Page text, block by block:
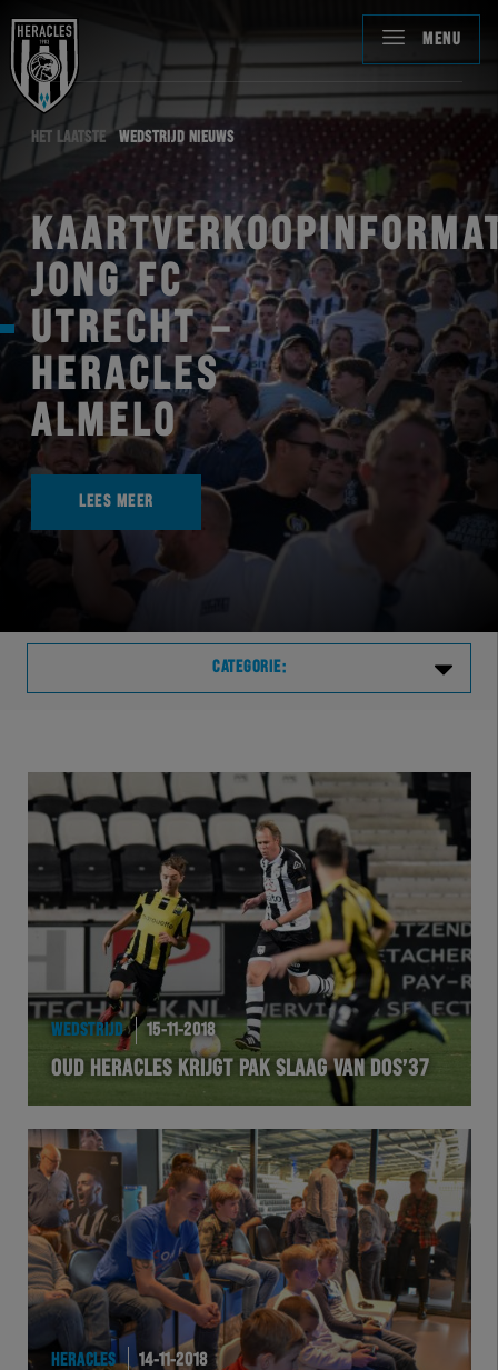
MENU
HET LAATSTE WEDSTRIJD NIEUWS
JONG FC
UTRECHT –
HERACLES
ALMELO
LEES MEER
CATEGORIE:
VVVHER
TELHER
HERVOL
EXCHER
HERTEL
Natuurgras
Wedstrijd
Heracles
WEDSTRIJD 15-11-2018
OUD HERACLES KRIJGT PAK SLAAG VAN DOS’37
HERACLES 14-11-2018